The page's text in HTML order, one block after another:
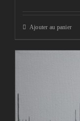
Ajouter au panier